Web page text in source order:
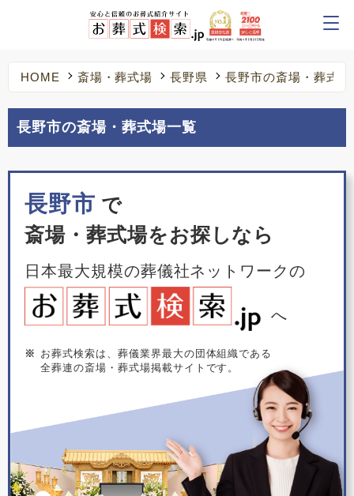
HOME 斎場・葬式場 長野県 長野市の斎場・葬式場
長野市の斎場・葬式場一覧
長野市 で
斎場・葬式場をお探しなら
日本最大規模の葬儀社ネットワークの
へ
※
お葬式検索は、葬儀業界最大の団体組織である
全葬連の斎場・葬式場掲載サイトです。